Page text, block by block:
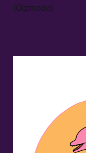
(Gizmodo)